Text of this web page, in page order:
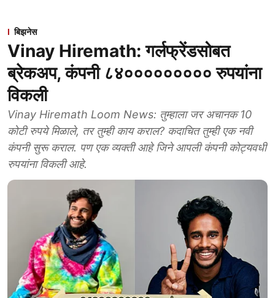
बिझनेस
Vinay Hiremath: गर्लफ्रेंडसोबत
ब्रेकअप, कंपनी ८४००००००००० रुपयांना
विकली
Vinay Hiremath Loom News: तुम्हाला जर अचानक 10
कोटी रुपये मिळाले, तर तुम्ही काय कराल? कदाचित तुम्ही एक नवी
कंपनी सुरू कराल. पण एक व्यक्ती आहे जिने आपली कंपनी कोट्यवधी
रुपयांना विकली आहे.